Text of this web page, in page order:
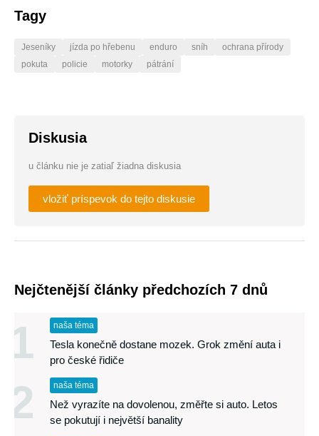
Tagy
Jeseníky jízda po hřebenu enduro sníh
ochrana přírody
pokuta
policie motorky pátrání
Diskusia
u článku nie je zatiaľ žiadna diskusia
vložiť príspevok do tejto diskusie
Nejčtenější články předchozích 7 dnů
1 naša téma
Tesla konečně dostane mozek. Grok změní auta i
pro české řidiče
2 naša téma
Než vyrazíte na dovolenou, změřte si auto. Letos
se pokutují i největší banality